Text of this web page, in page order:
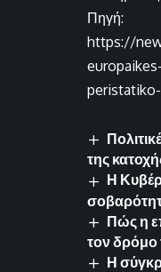
Πηγή:
https://
της
Η
Πώς η
τον δρόμο
Η